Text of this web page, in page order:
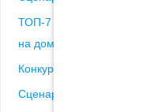
ТОП-7 сценариев
на дому детям
Конкурс шляпа на новый
Сценарий новый год